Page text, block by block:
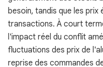
besoin, tandis que les prix
transactions. À court
l'impact réel du conflit
fluctuations des prix de
reprise des commandes